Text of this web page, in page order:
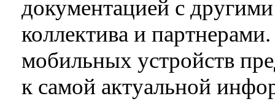
документацией с
коллектива и
мобильных устройств
к самой актуальной